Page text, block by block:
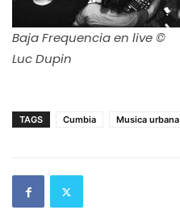
Baja Frequencia en live ©
Luc Dupin
TAGS Cumbia Musica urbana